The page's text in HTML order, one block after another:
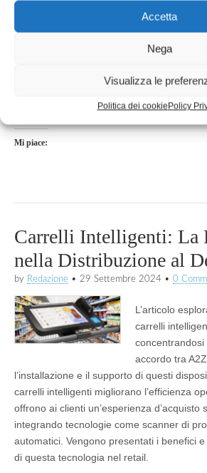
Accetta
Nega
Visualizza le
Politica dei cookiePolicy
migliorando efficienza e sicurezza.
Mi piace:
Carrelli Intelligenti: La
nella Distribuzione al
by Redazione • 29 Settembre 2024 • 0
L’articolo
carrelli
accordo tra
l’installazione e il supporto di questi
carrelli intelligenti migliorano l’efficienza
offrono ai clienti un’esperienza d’acquisto
integrando tecnologie come scanner di
automatici. Vengono presentati i benefici
di questa tecnologia nel retail.